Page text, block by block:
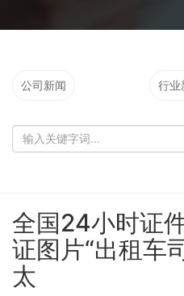
公司新闻 行业
全国24小时证
证图片“出租车
太